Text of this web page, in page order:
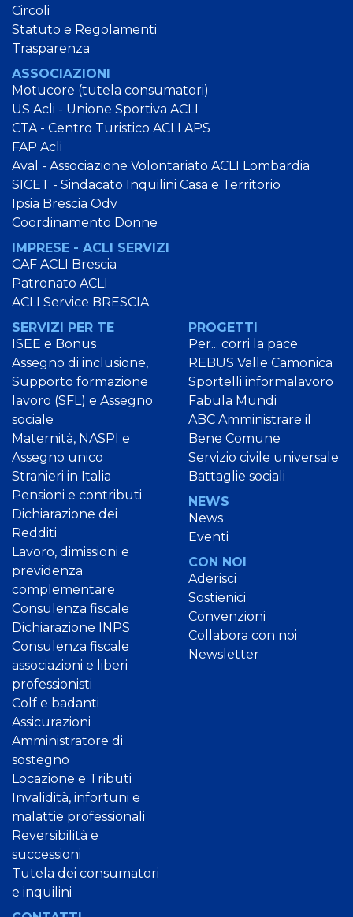
Circoli
Statuto e Regolamenti
Trasparenza
ASSOCIAZIONI
Motucore (tutela consumatori)
US Acli - Unione Sportiva ACLI
CTA - Centro Turistico ACLI APS
FAP Acli
Aval - Associazione Volontariato ACLI Lombardia
SICET - Sindacato Inquilini Casa e Territorio
Ipsia Brescia Odv
Coordinamento Donne
IMPRESE - ACLI SERVIZI
CAF ACLI Brescia
Patronato ACLI
ACLI Service BRESCIA
SERVIZI PER TE
ISEE e Bonus
Assegno di inclusione,
Supporto formazione
lavoro (SFL) e Assegno
sociale
Maternità, NASPI e
Assegno unico
Stranieri in Italia
Pensioni e contributi
Dichiarazione dei
Redditi
Lavoro, dimissioni e
previdenza
complementare
Consulenza fiscale
Dichiarazione INPS
Consulenza fiscale
associazioni e liberi
professionisti
Colf e badanti
Assicurazioni
Amministratore di
sostegno
Locazione e Tributi
Invalidità, infortuni e
malattie professionali
Reversibilità e
successioni
Tutela dei consumatori
e inquilini
PROGETTI
Per... corri la pace
REBUS Valle Camonica
Sportelli informalavoro
Fabula Mundi
ABC Amministrare il
Bene Comune
Servizio civile universale
Battaglie sociali
NEWS
News
Eventi
CON NOI
Aderisci
Sostienici
Convenzioni
Collabora con noi
Newsletter